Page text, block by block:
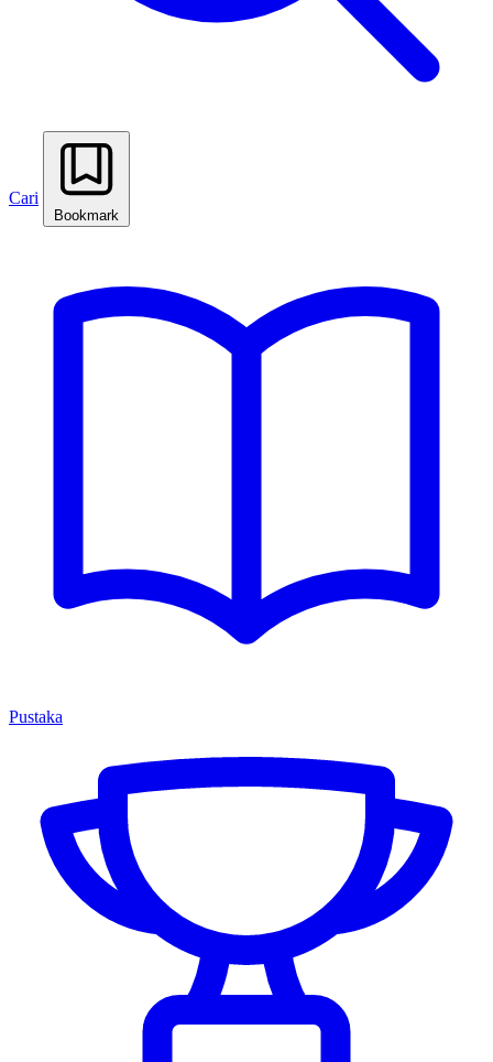
Cari
Bookmark
Pustaka